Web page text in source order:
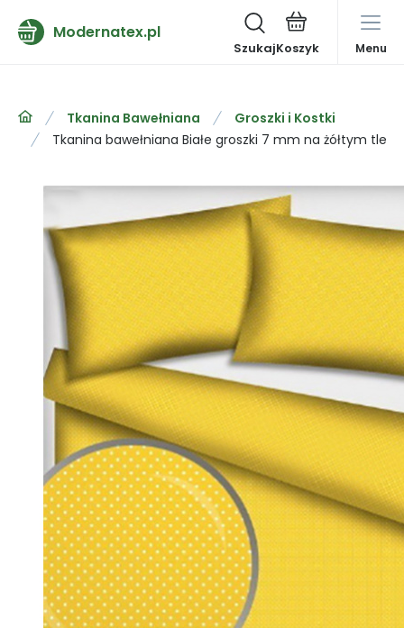
Modernatex.pl
Szukaj Menu
Tkanina Bawełniana
Groszki i Kostki
Tkanina bawełniana Białe groszki 7 mm na żółtym tle